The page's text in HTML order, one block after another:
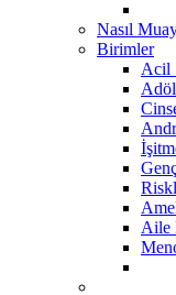
Nasıl
Birimler
Acil
Aile